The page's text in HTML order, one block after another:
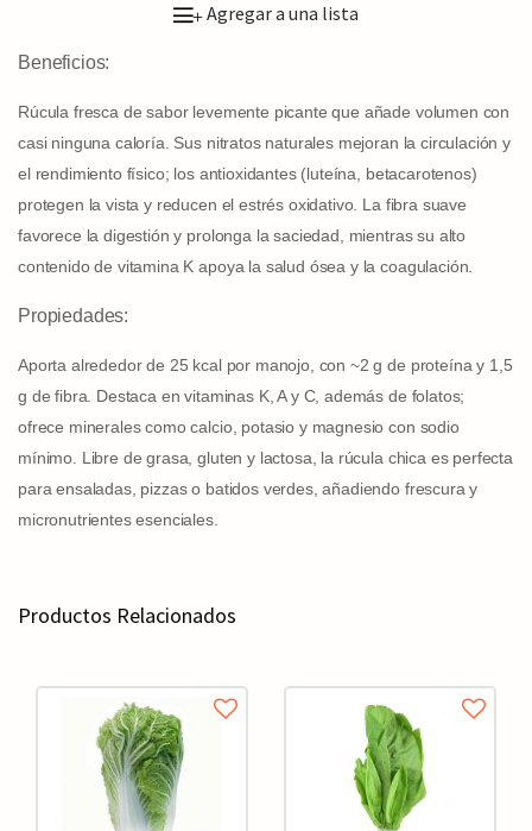
+Agregar a una lista
Beneficios:
Rúcula fresca de sabor levemente picante que añade volumen con
casi ninguna caloría. Sus nitratos naturales mejoran la circulación y
el rendimiento físico; los antioxidantes (luteína, betacarotenos)
protegen la vista y reducen el estrés oxidativo. La fibra suave
favorece la digestión y prolonga la saciedad, mientras su alto
contenido de vitamina K apoya la salud ósea y la coagulación.
Propiedades:
Aporta alrededor de 25 kcal por manojo, con ~2 g de proteína y 1,5
g de fibra. Destaca en vitaminas K, A y C, además de folatos;
ofrece minerales como calcio, potasio y magnesio con sodio
mínimo. Libre de grasa, gluten y lactosa, la rúcula chica es perfecta
para ensaladas, pizzas o batidos verdes, añadiendo frescura y
micronutrientes esenciales.
Productos Relacionados